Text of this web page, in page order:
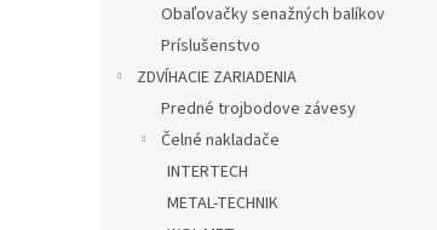
Obaľovačky senažných balíkov
Príslušenstvo
ZDVÍHACIE ZARIADENIA
Predné trojbodove závesy
Čelné nakladače
INTERTECH
METAL-TECHNIK